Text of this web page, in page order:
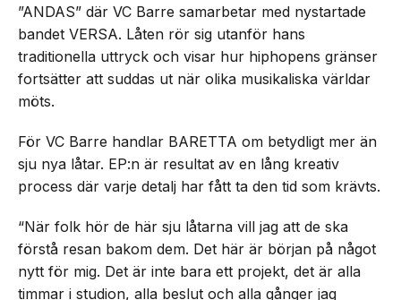
”ANDAS” där VC Barre samarbetar med nystartade
bandet VERSA. Låten rör sig utanför hans
traditionella uttryck och visar hur hiphopens gränser
fortsätter att suddas ut när olika musikaliska världar
möts.
För VC Barre handlar BARETTA om betydligt mer än
sju nya låtar. EP:n är resultat av en lång kreativ
process där varje detalj har fått ta den tid som krävts.
“När folk hör de här sju låtarna vill jag att de ska
förstå resan bakom dem. Det här är början på något
nytt för mig. Det är inte bara ett projekt, det är alla
timmar i studion, alla beslut och alla gånger jag